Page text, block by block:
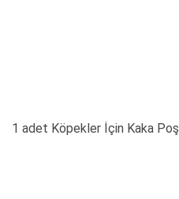
1 adet Köpekler İçin Kaka